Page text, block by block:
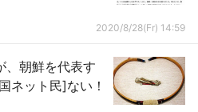
2020/8/28(Fr) 14:59
、朝鮮を代表す
ネット民]ない！